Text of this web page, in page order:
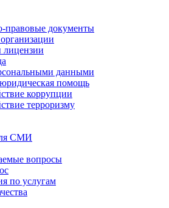
правовые документы
лицензии
данными
помощь
коррупции
терроризму
СМИ
вопросы
по услугам